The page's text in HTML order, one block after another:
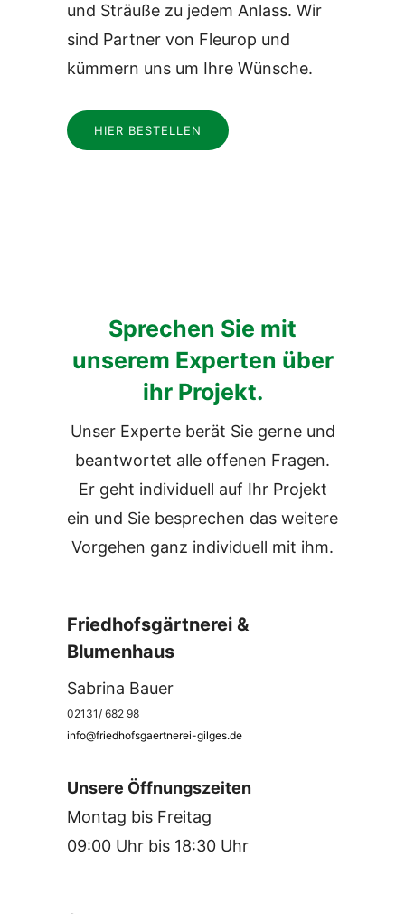
und Sträuße zu jedem Anlass. Wir
sind Partner von Fleurop und
kümmern uns um Ihre Wünsche.
HIER BESTELLEN
Sprechen Sie mit
unserem Experten über
ihr Projekt.
Unser Experte berät Sie gerne und
beantwortet alle offenen Fragen.
Er geht individuell auf Ihr Projekt
ein und Sie besprechen das weitere
Vorgehen ganz individuell mit ihm.
Friedhofsgärtnerei &
Blumenhaus
Sabrina Bauer
02131/ 682 98
info@friedhofsgaertnerei-gilges.de
Unsere Öffnungszeiten
Montag bis Freitag
09:00 Uhr bis 18:30 Uhr